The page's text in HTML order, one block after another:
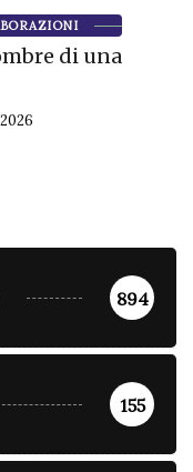
di una
894
155